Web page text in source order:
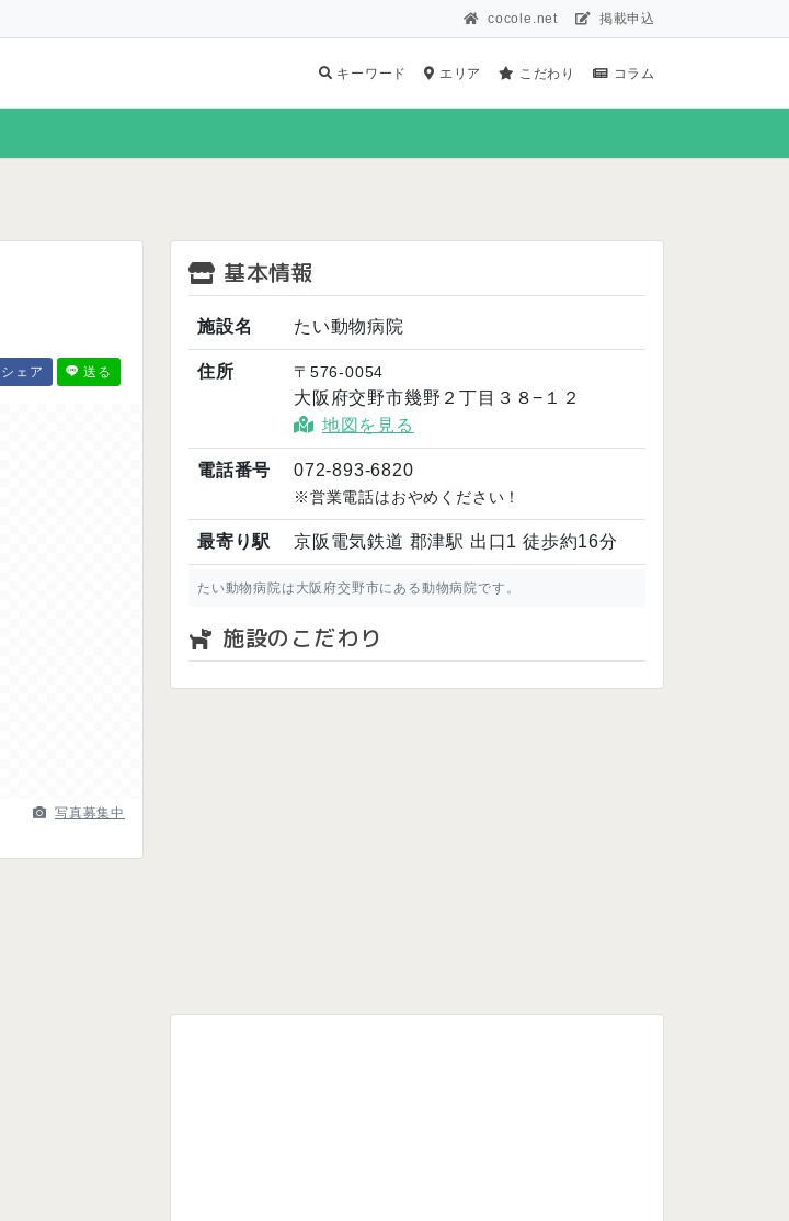
cocole.net 掲載申込
キーワード エリア こだわり コラム
シェア 送る
写真募集中
基本情報
施設名 たい動物病院
住所 〒576-0054
大阪府交野市幾野２丁目３８−１２
地図を見る
電話番号 072-893-6820
※営業電話はおやめください！
最寄り駅 京阪電気鉄道 郡津駅 出口1 徒歩約16分
たい動物病院は大阪府交野市にある動物病院です。
施設のこだわり